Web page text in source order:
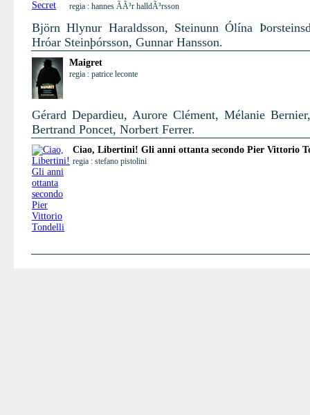
regia : hannes ÃÃ³r halldÃ³rsson
Björn Hlynur Haraldsson, Steinunn Ólína
Hróar Steinþórsson, Gunnar Hansson.
Maigret
regia : patrice leconte
Gérard Depardieu, Aurore Clément, Mélanie
Bertrand Poncet, Norbert Ferrer.
Ciao, Libertini! Gli anni ottanta secondo Pier Vittorio
regia : stefano pistolini